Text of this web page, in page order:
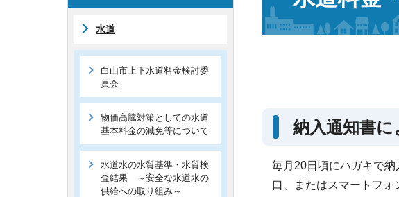
納入通知書
毎月20日頃にハガキで
口、またはスマートフォ
水道
白山市上下水道料金検討委
員会
物価高騰対策としての水道
基本料金の減免等について
水道水の水質基準・水質検
査結果 ～安全な水道水の
供給への取り組み～